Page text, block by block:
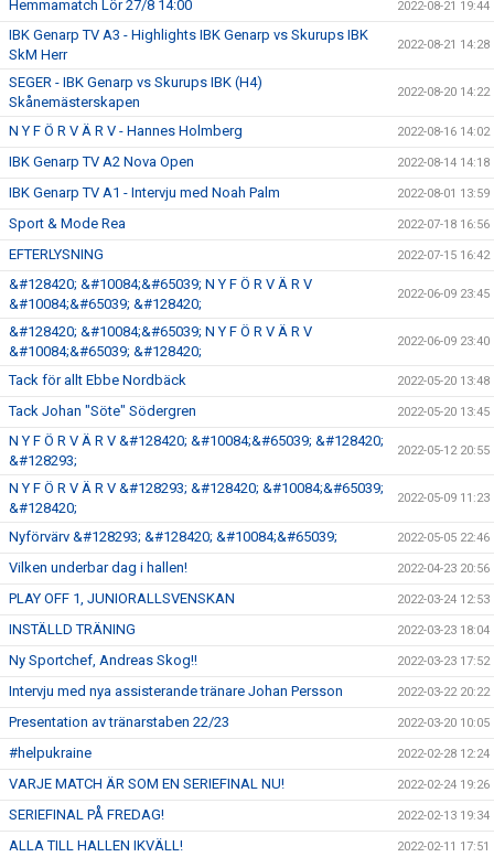
Hemmamatch Lör 27/8 14:00 2022-08-21 19:44
IBK Genarp TV A3 - Highlights IBK Genarp vs Skurups IBK
SkM Herr
2022-08-21 14:28
SEGER - IBK Genarp vs Skurups IBK (H4)
Skånemästerskapen
2022-08-20 14:22
N Y F Ö R V Ä R V - Hannes Holmberg 2022-08-16 14:02
IBK Genarp TV A2 Nova Open 2022-08-14 14:18
IBK Genarp TV A1 - Intervju med Noah Palm 2022-08-01 13:59
Sport & Mode Rea 2022-07-18 16:56
EFTERLYSNING 2022-07-15 16:42
&#128420; &#10084;&#65039; N Y F Ö R V Ä R V
&#10084;&#65039; &#128420;
2022-06-09 23:45
&#128420; &#10084;&#65039; N Y F Ö R V Ä R V
&#10084;&#65039; &#128420;
2022-06-09 23:40
Tack för allt Ebbe Nordbäck 2022-05-20 13:48
Tack Johan "Söte" Södergren 2022-05-20 13:45
N Y F Ö R V Ä R V &#128420; &#10084;&#65039; &#128420;
&#128293;
2022-05-12 20:55
N Y F Ö R V Ä R V &#128293; &#128420; &#10084;&#65039;
&#128420;
2022-05-09 11:23
Nyförvärv &#128293; &#128420; &#10084;&#65039; 2022-05-05 22:46
Vilken underbar dag i hallen! 2022-04-23 20:56
PLAY OFF 1, JUNIORALLSVENSKAN 2022-03-24 12:53
INSTÄLLD TRÄNING 2022-03-23 18:04
Ny Sportchef, Andreas Skog!! 2022-03-23 17:52
Intervju med nya assisterande tränare Johan Persson 2022-03-22 20:22
Presentation av tränarstaben 22/23 2022-03-20 10:05
#helpukraine 2022-02-28 12:24
VARJE MATCH ÄR SOM EN SERIEFINAL NU! 2022-02-24 19:26
SERIEFINAL PÅ FREDAG! 2022-02-13 19:34
ALLA TILL HALLEN IKVÄLL! 2022-02-11 17:51